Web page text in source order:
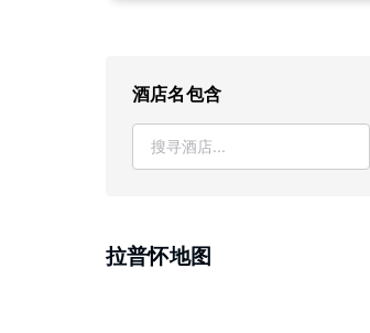
酒店名包含
拉普怀地图